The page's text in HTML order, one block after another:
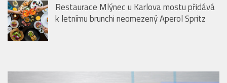
Restaurace Mlýnec u Karlova mostu přidává
k letnímu brunchi neomezený Aperol Spritz